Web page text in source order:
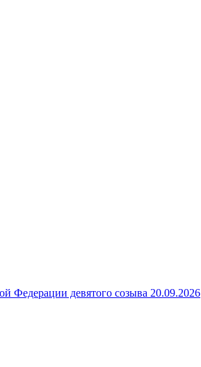
Федерации девятого созыва 20.09.2026